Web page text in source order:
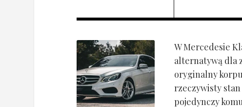
W Mercedesie
alternatywą dla
oryginalny
rzeczywisty
pojedynczy